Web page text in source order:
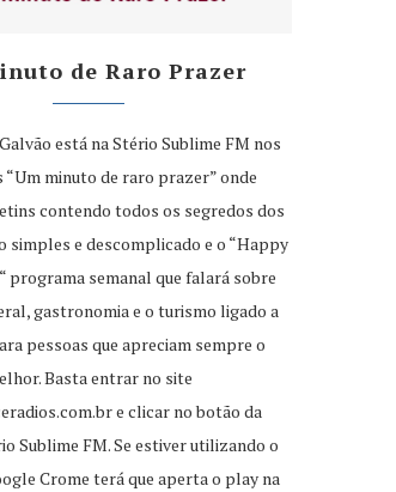
de Raro Prazer
está na Stério Sublime FM nos
“Um minuto de raro prazer” onde
contendo todos os segredos dos
simples e descomplicado e o “Happy
programa semanal que falará sobre
gastronomia e o turismo ligado a
pessoas que apreciam sempre o
Basta entrar no site
e clicar no botão da
Sublime FM. Se estiver utilizando o
Crome terá que aperta o play na